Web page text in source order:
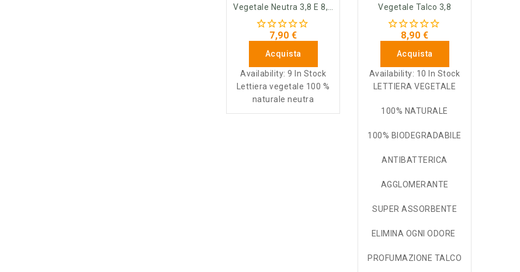
Vegetale Neutra 3,8 E 8,0
Lt
7,90 €
Acquista
Availability: 9 In Stock
Lettiera vegetale 100 %
naturale neutra
Vegetale Talco 3,8
8,90 €
Acquista
Availability: 10 In Stock
LETTIERA VEGETALE
100% NATURALE
100% BIODEGRADABILE
ANTIBATTERICA
AGGLOMERANTE
SUPER ASSORBENTE
ELIMINA OGNI ODORE
PROFUMAZIONE TALCO